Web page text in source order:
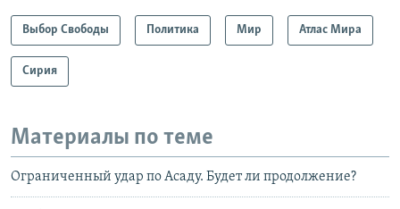
Выбор Свободы Политика Мир Атлас Мира
Сирия
Материалы по теме
Ограниченный удар по Асаду. Будет ли продолжение?